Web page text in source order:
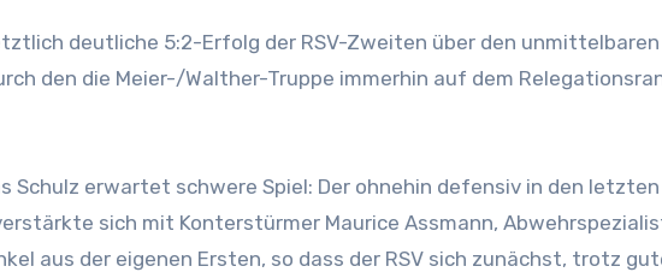
deutliche 5:2-Erfolg der RSV-Zweiten über den unmittelbaren
den die Meier-/Walther-Truppe immerhin auf dem
Schulz erwartet schwere Spiel: Der ohnehin defensiv in den letzten
sich mit Konterstürmer Maurice Assmann,
aus der eigenen Ersten, so dass der RSV sich zunächst, trotz